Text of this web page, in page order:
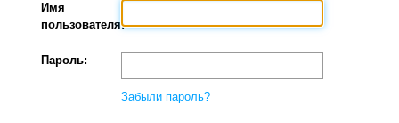
Имя
пользователя:
Пароль:
Забыли пароль?